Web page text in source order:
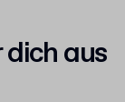
dich aus